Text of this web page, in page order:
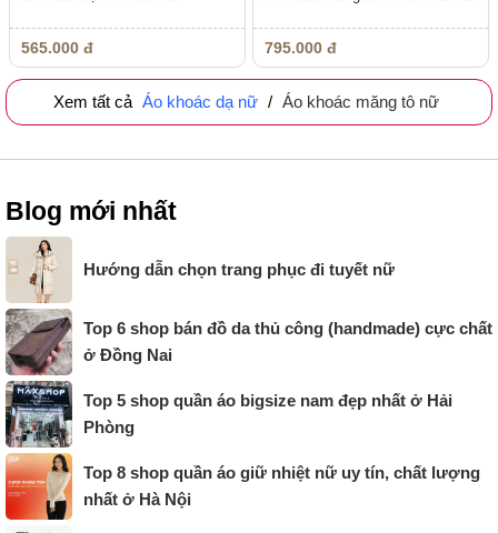
565.000 đ 795.000 đ
Xem tất cả Áo khoác dạ nữ / Áo khoác măng tô nữ
Blog mới nhất
Hướng dẫn chọn trang phục đi tuyết nữ
Top 6 shop bán đồ da thủ công (handmade) cực chất
ở Đồng Nai
Top 5 shop quần áo bigsize nam đẹp nhất ở Hải
Phòng
Top 8 shop quần áo giữ nhiệt nữ uy tín, chất lượng
nhất ở Hà Nội